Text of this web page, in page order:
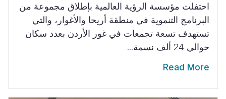
احتفلت مؤسسة الرؤية العالمية بإطلاق مجموعة من
البرنامج التنموية في منطقة أريحا والأغوار، والتي
تستهدف تسعة تجمعات في غور الأردن بعدد سكان
حوالي 24 ألف نسمة...
Read More